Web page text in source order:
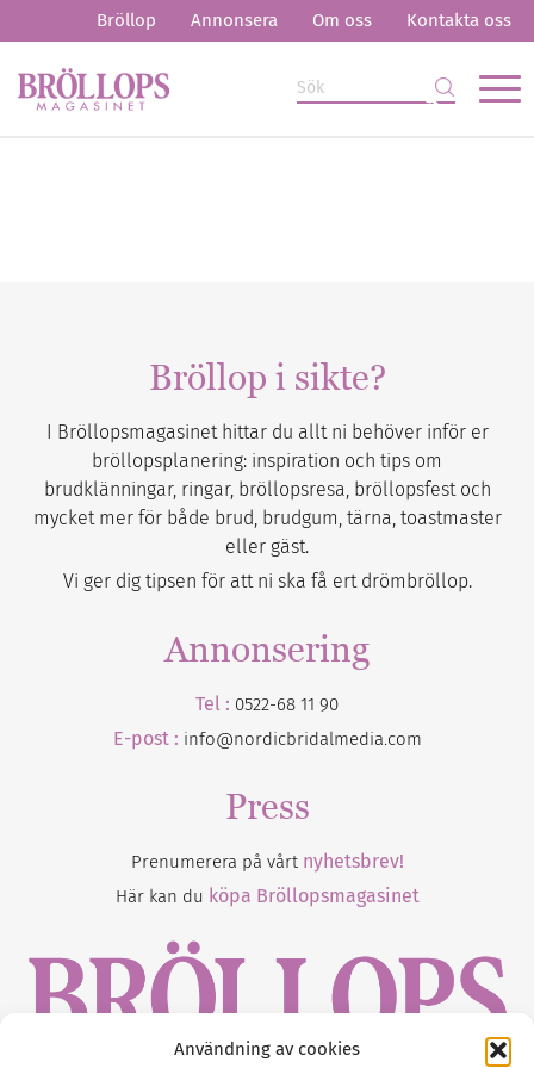
Användning av cookies
Bröllop Annonsera Om oss Kontakta oss
Bröllop i sikte?
I Bröllopsmagasinet hittar du allt ni behöver inför er
bröllopsplanering: inspiration och tips om
brudklänningar, ringar, bröllopsresa, bröllopsfest och
mycket mer för både brud, brudgum, tärna, toastmaster
eller gäst.
Vi ger dig tipsen för att ni ska få ert drömbröllop.
Annonsering
Tel : 0522-68 11 90
E-post : info@nordicbridalmedia.com
Press
Prenumerera på vårt nyhetsbrev!
Här kan du köpa Bröllopsmagasinet